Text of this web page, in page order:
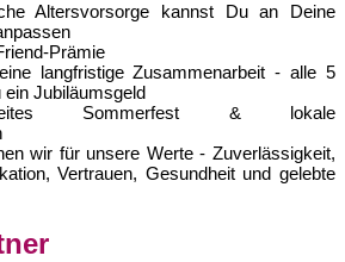
Altersvorsorge kannst Du an Deine
Prämie
langfristige Zusammenarbeit - alle 5
Jubiläumsgeld
Sommerfest & lokale
wir für unsere Werte - Zuverlässigkeit,
Vertrauen, Gesundheit und gelebte